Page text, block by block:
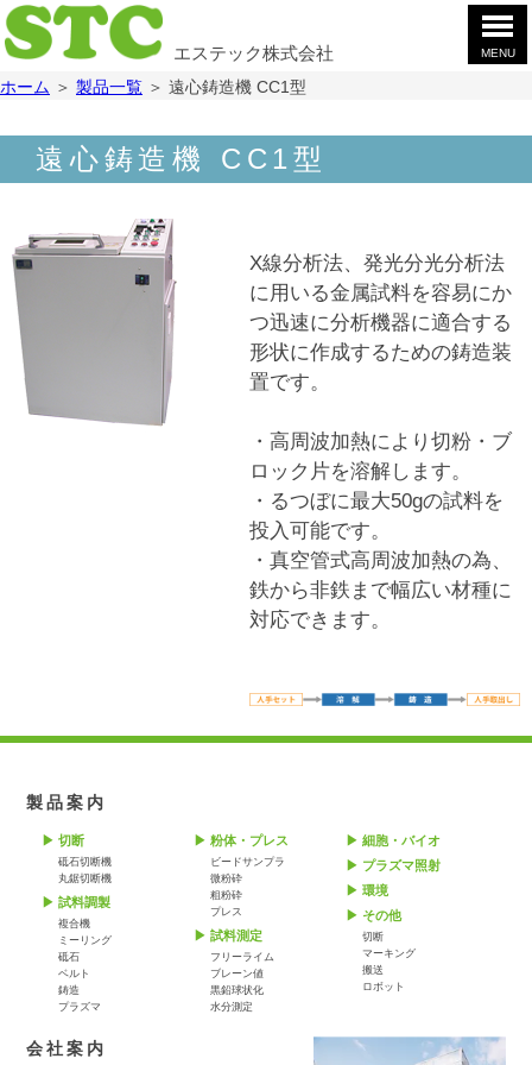
MENU
ホ
ム
製
品
案
お
エステック株式会社
ホーム ＞ 製品一覧 ＞ 遠心鋳造機 CC1型
遠心鋳造機 CC1型
X線分析法、発光分光分析法
に用いる金属試料を容易にか
つ迅速に分析機器に適合する
形状に作成するための鋳造装
置です。
・高周波加熱により切粉・ブ
ロック片を溶解します。
・るつぼに最大50gの試料を
投入可能です。
・真空管式高周波加熱の為、
鉄から非鉄まで幅広い材種に
対応できます。
製品案内
切断
砥石切断機
丸鋸切断機
試料調製
複合機
ミーリング
砥石
ベルト
鋳造
プラズマ
粉体・プレス
ビードサンプラ
微粉砕
粗粉砕
プレス
試料測定
フリーライム
ブレーン値
黒鉛球状化
水分測定
細胞・バイオ
プラズマ照射
環境
その他
切断
マーキング
搬送
ロボット
会社案内